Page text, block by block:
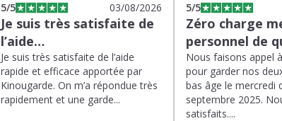
5/5 03/08/2026
Je suis très satisfaite de
l’aide…
Je suis très satisfaite de l’aide
rapide et efficace apportée par
Kinougarde. On m’a répondue très
rapidement et une garde...
5/5
Zéro charge
personnel de
Nous faisons appel
pour garder nos
bas âge le mercredi
septembre 2025.
satisfaits....